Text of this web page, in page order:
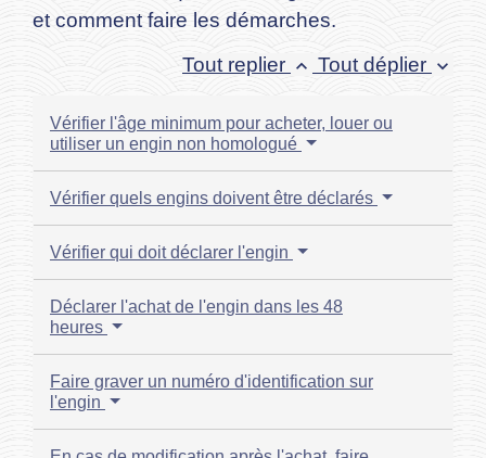
et comment faire les démarches.
Tout replier keyboard_arrow_up Tout déplier keyboard_arrow_down
Vérifier l'âge minimum pour acheter, louer ou
utiliser un engin non homologué
Vérifier quels engins doivent être déclarés
Vérifier qui doit déclarer l'engin
Déclarer l'achat de l'engin dans les 48
heures
Faire graver un numéro d'identification sur
l'engin